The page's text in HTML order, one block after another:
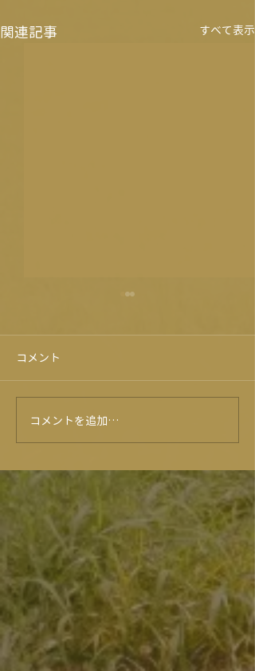
関連記事 すべて表示
旭志牛試食会！？😍
コメント
コメントを追加…